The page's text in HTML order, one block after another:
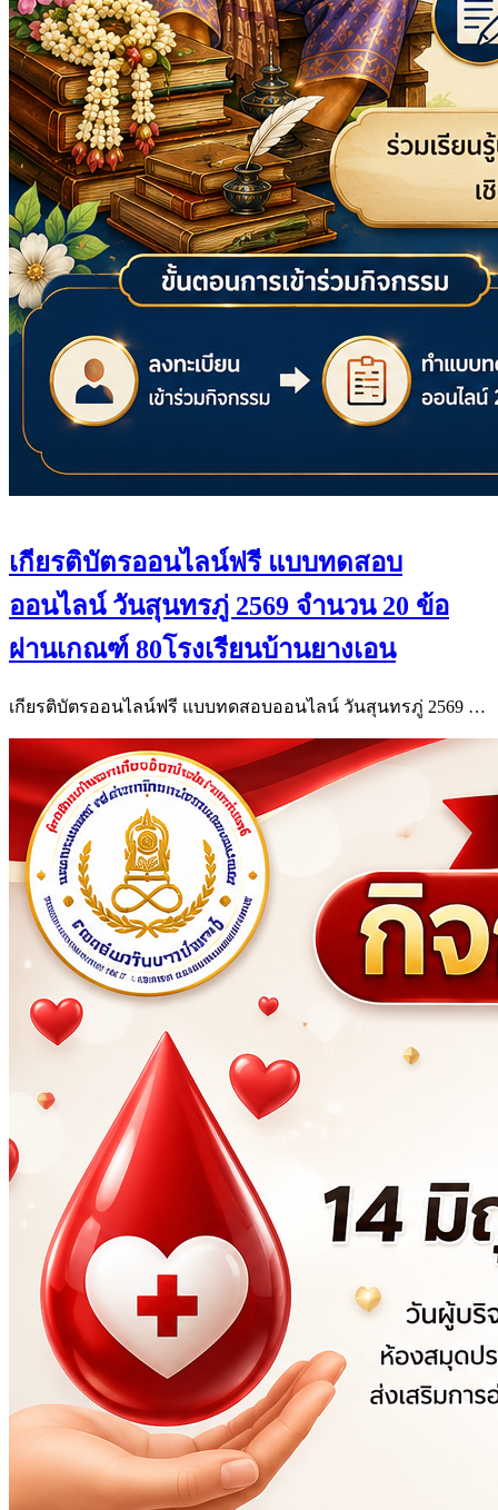
เกียรติบัตรออนไลน์ฟรี แบบทดสอบ
ออนไลน์ วันสุนทรภู่ 2569 จำนวน 20 ข้อ
ผ่านเกณฑ์ 80โรงเรียนบ้านยางเอน
เกียรติบัตรออนไลน์ฟรี แบบทดสอบออนไลน์ วันสุนทรภู่ 2569 …